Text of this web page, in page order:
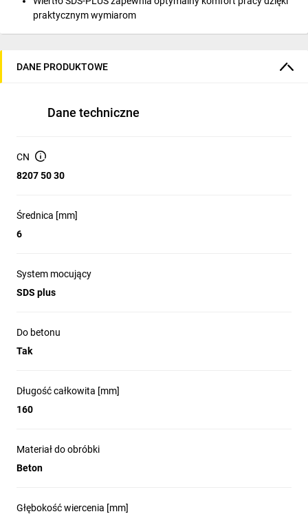
praktycznym wymiarom
DANE PRODUKTOWE
Dane techniczne
CN
8207 50 30
Średnica [mm]
6
System mocujący
SDS plus
Do betonu
Tak
Długość całkowita [mm]
160
Materiał do obróbki
Beton
Głębokość wiercenia [mm]